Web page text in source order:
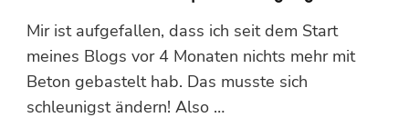
Mir ist aufgefallen, dass ich seit dem Start
meines Blogs vor 4 Monaten nichts mehr mit
Beton gebastelt hab. Das musste sich
schleunigst ändern! Also …